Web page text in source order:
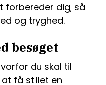
forbereder dig, så
og tryghed.
besøget
du skal til
få stillet en